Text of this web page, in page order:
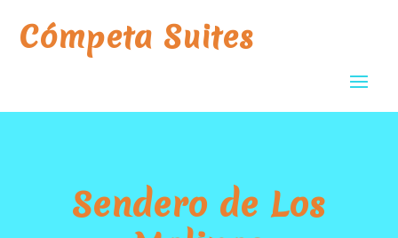
Cómpeta Suites
Sendero de Los